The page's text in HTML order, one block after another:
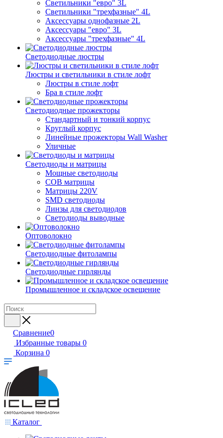
Светильники "евро" 3L
Светильники "трехфазные" 4L
Аксессуары однофазные 2L
Аксессуары "евро" 3L
Аксессуары "трехфазные" 4L
Светодиодные люстры
Люстры и светильники в стиле лофт
Люстры в стиле лофт
Бра в стиле лофт
Светодиодные прожекторы
Стандартный и тонкий корпус
Круглый корпус
Линейные прожекторы Wall Washer
Уличные
Светодиоды и матрицы
Мощные светодиоды
COB матрицы
Матрицы 220V
SMD светодиоды
Линзы для светодиодов
Светодиоды выводные
Оптоволокно
Светодиодные фитолампы
Светодиодные гирлянды
Промышленное и складское освещение
Сравнение0
Избранные товары 0
Корзина 0
Каталог